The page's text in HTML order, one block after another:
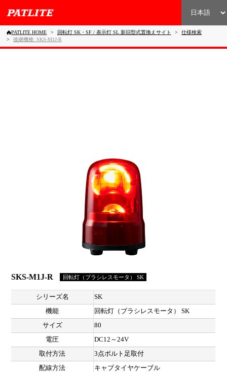
PATLITE HOME 回転灯 SK・SF / 表示灯 SL 新旧型式置換えサイト
仕様検索
後継機種: SKS-M1J-R
SKS-M1J-R 回転灯（ブラシレスモータ） SK
シリーズ名
SK
機能
回転灯（ブラシレスモータ） SK
サイズ
80
電圧
DC12～24V
取付方法
3点ボルト足取付
配線方法
キャブタイヤケーブル